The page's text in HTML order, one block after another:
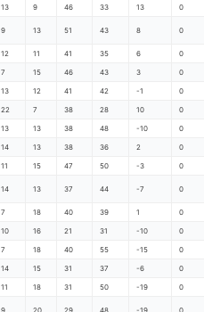
13 9 46 33 13 0
9 13 51 43 8 0
12 11 41 35 6 0
7 15 46 43 3 0
13 12 41 42 -1 0
22 7 38 28 10 0
13 13 38 48 -10 0
14 13 38 36 2 0
11 15 47 50 -3 0
14 13 37 44 -7 0
7 18 40 39 1 0
10 16 21 31 -10 0
7 18 40 55 -15 0
14 15 31 37 -6 0
11 18 31 50 -19 0
9 20 29 48 -19 0